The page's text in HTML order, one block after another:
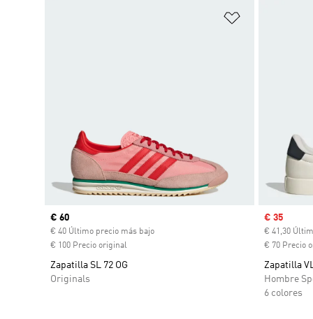
Precio actual
€ 60
€ 40 Último precio más bajo
€ 100 Precio original
Zapatilla SL 72 OG
Originals
Precio de
€ 35
€ 41,30
€ 70 Precio
Zapatilla
Hombre
6 colores